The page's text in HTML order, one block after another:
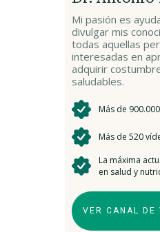
Mi pasión es
divulgar mis
todas aquellas
interesadas en
adquirir
saludables.
Más de
Más de 520
La máxima
en salud y
VER CANAL DE